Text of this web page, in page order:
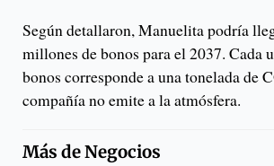
Según detallaron, Manuelita podría
millones de bonos para el 2037. Cada
bonos corresponde a una tonelada de
compañía no emite a la atmósfera.
Más deNegocios